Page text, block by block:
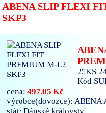
ABENA SLIP FLEXI
SKP3
25KS
Kód
cena:497.05 Kč
výrobce(dovozce): ABENA
stát: Dánské království